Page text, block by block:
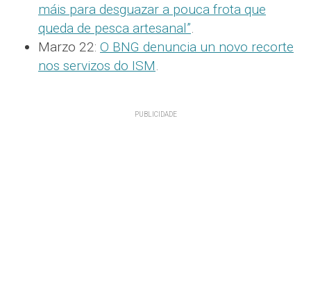
máis para desguazar a pouca frota que
queda de pesca artesanal”.
Marzo 22: O BNG denuncia un novo recorte
nos servizos do ISM.